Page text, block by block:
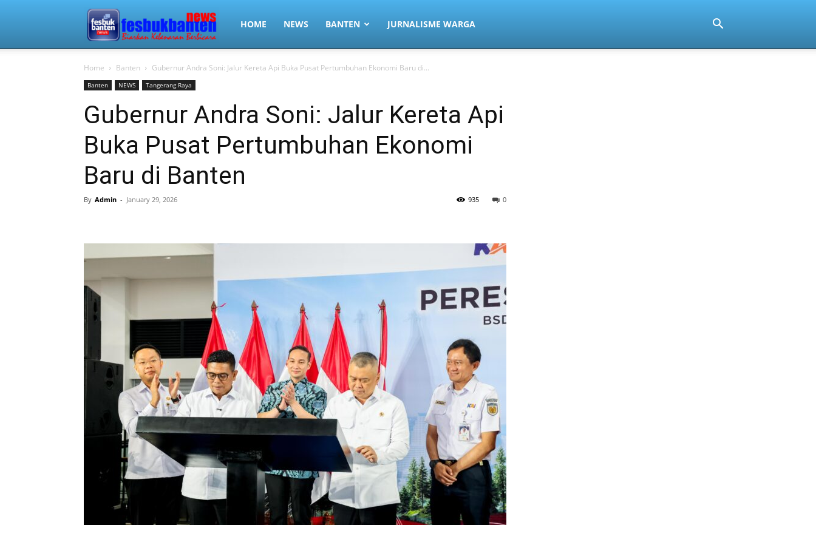
FesbukBantenNews
HOME NEWS BANTEN JURNALISME WARGA
Home Banten Gubernur Andra Soni: Jalur Kereta Api Buka Pusat Pertumbuhan Ekonomi Baru di...
Banten NEWS Tangerang Raya
Gubernur Andra Soni: Jalur Kereta Api
Buka Pusat Pertumbuhan Ekonomi
Baru di Banten
By Admin - January 29, 2026 0
935